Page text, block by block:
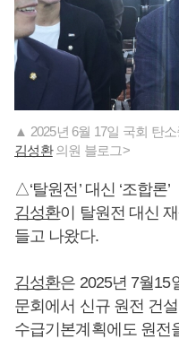
▲ 2025년 6월 17일 국회 탄
김성환의원 블로그>
△‘탈원전’ 대신 ‘조합론’
김성환이 탈원전 대신
들고 나왔다.
김성환은 2025년 7월15
문회에서 신규 원전 건
수급기본계획에도 원전